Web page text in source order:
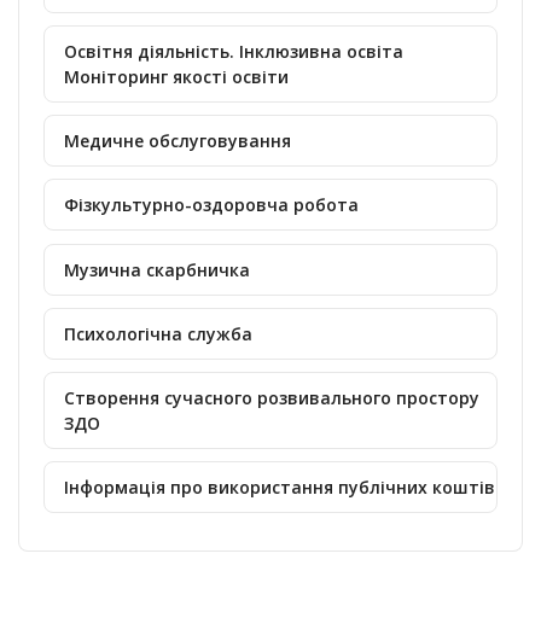
Освітня діяльність. Інклюзивна освіта
Моніторинг якості освіти
Медичне обслуговування
Фізкультурно-оздоровча робота
Музична скарбничка
Психологічна служба
Створення сучасного розвивального простору
ЗДО
Інформація про використання публічних коштів